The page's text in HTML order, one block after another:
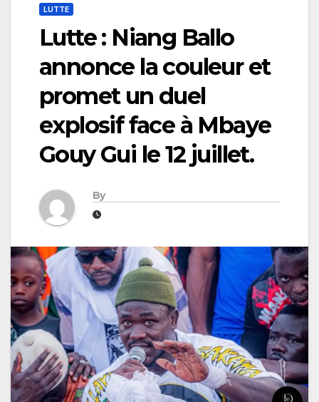
LUTTE
Lutte : Niang Ballo
annonce la couleur et
promet un duel
explosif face à Mbaye
Gouy Gui le 12 juillet.
By